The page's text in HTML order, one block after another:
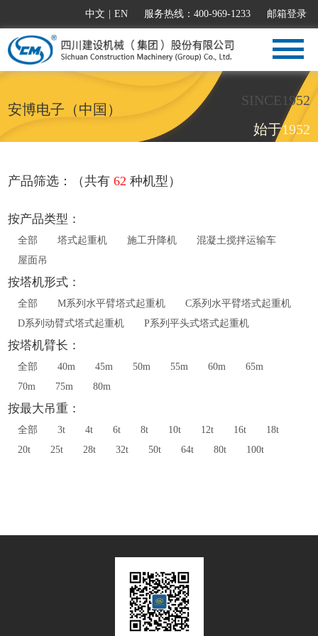
中文 EN 服务热线：400-969-1233 邮箱登录
安博电子（中国）
SINCE1952
始于1952
产品筛选：（共有62 种机型）
按产品类型：
全部 塔式起重机 施工升降机
混凝土搅拌运输车
屋面吊
按塔机形式：
全部 M系列水平臂塔式起重机
C系列水平臂塔式起重机
D系列动臂式塔式起重机
P系列平头式塔式起重机
按塔机臂长：
全部 40m 45m 50m 55m 60m
65m
70m
75m 80m
按最大吊重：
全部 3t 4t 6t 8t 10t 12t 16t
18t
20t
25t 28t 32t 50t 64t 80t 100t